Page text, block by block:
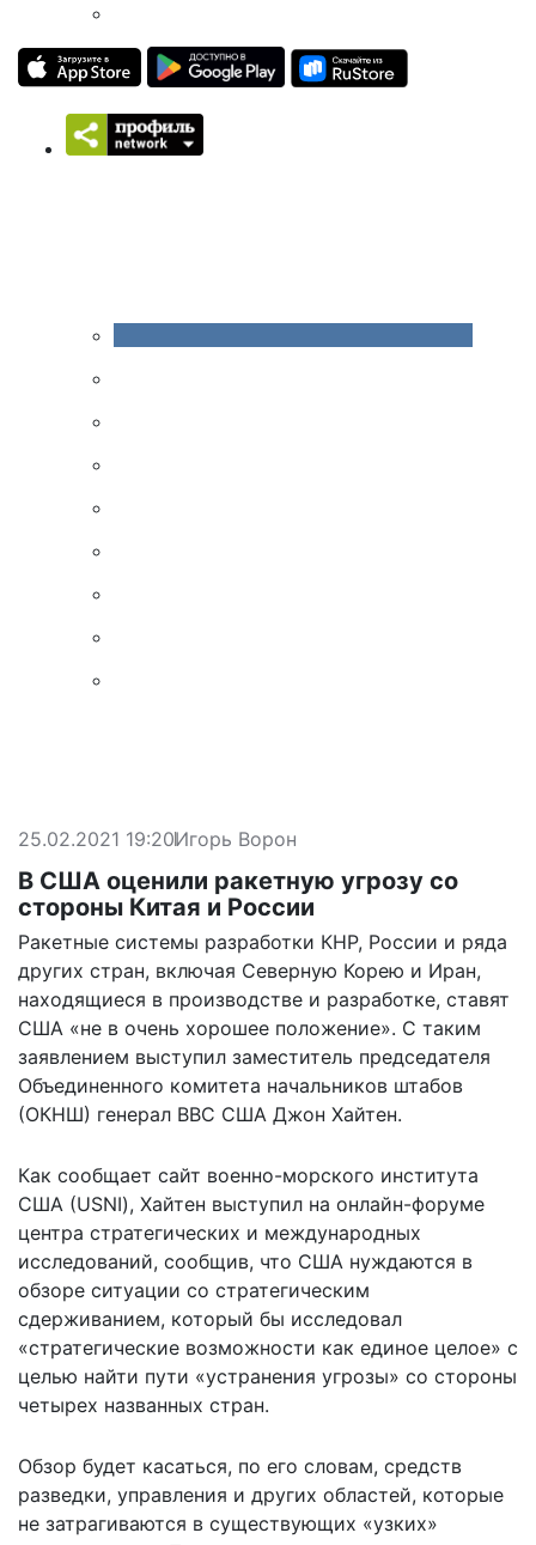
25.02.2021 19:20Игорь Ворон
В США оценили ракетную угрозу со
стороны Китая и России
Ракетные системы разработки КНР, России и ряда
других стран, включая Северную Корею и Иран,
находящиеся в производстве и разработке, ставят
США «не в очень хорошее положение». С таким
заявлением выступил заместитель председателя
Объединенного комитета начальников штабов
(ОКНШ) генерал ВВС США Джон Хайтен.
Как сообщает сайт военно-морского института
США (USNI), Хайтен выступил на онлайн-форуме
центра стратегических и международных
исследований, сообщив, что США нуждаются в
обзоре ситуации со стратегическим
сдерживанием, который бы исследовал
«стратегические возможности как единое целое» с
целью найти пути «устранения угрозы» со стороны
четырех названных стран.
Обзор будет касаться, по его словам, средств
разведки, управления и других областей, которые
не затрагиваются в существующих «узких»